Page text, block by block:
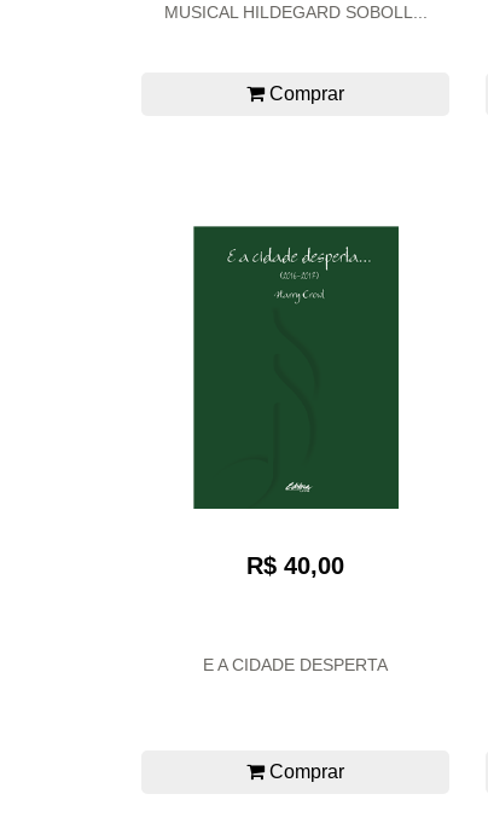
MUSICAL HILDEGARD SOBOLL...
Comprar
R$ 40,00
E A CIDADE DESPERTA
Comprar